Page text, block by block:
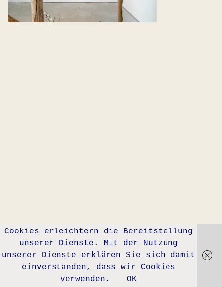
Cookies erleichtern die Bereitstellung
unserer Dienste. Mit der Nutzung
unserer Dienste erklären Sie sich damit
einverstanden, dass wir Cookies
verwenden.
OK